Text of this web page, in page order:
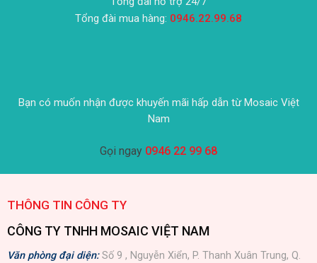
Tổng đài mua hàng: 0946.22.99.68
Bạn có muốn nhận được khuyến mãi hấp dẫn từ Mosaic Việt
Nam
Gọi ngay 0946 22 99 68
THÔNG TIN CÔNG TY
CÔNG TY TNHH MOSAIC VIỆT NAM
Văn phòng đại diện:Số 9 , Nguyễn Xiển, P. Thanh Xuân Trung, Q.